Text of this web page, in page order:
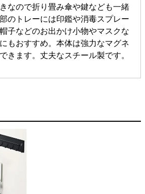
なので折り畳み傘や鍵なども一緒
のトレーには印鑑や消毒スプレー
子などのお出かけ小物やマスクな
もおすすめ。本体は強力なマグネ
きます。丈夫なスチール製です。